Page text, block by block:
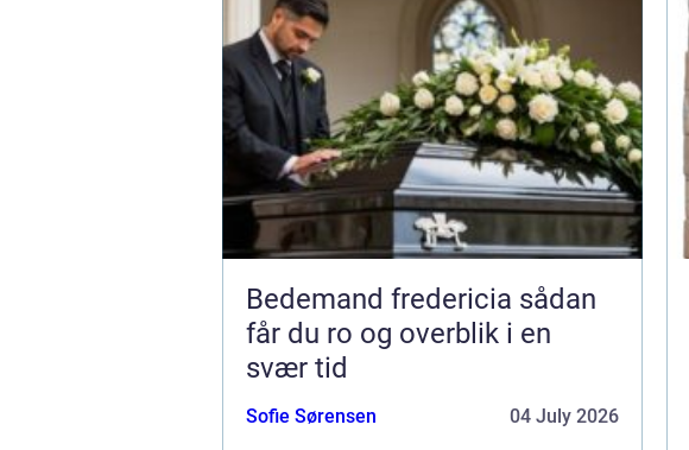
Bedemand fredericia sådan
får du ro og overblik i en
svær tid
Sofie Sørensen 04 July 2026